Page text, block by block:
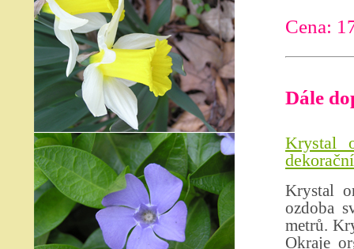
Cena:
Dále
Krystal
Krystal
ozdoba
metrů.
Okraje